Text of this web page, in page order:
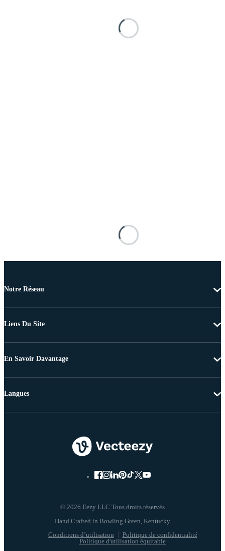
Notre Réseau
Liens Du Site
En Savoir Davantage
© 2026 Eezy LLC Tous droits réservés
Conditions d’utilisation
Politique de confidentialité
Politique d'utilisation équitable
Langues